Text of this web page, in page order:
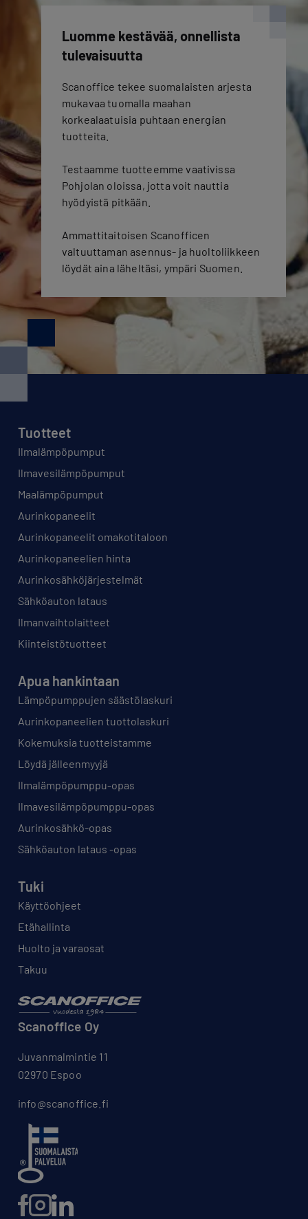
Luomme kestävää, onnellista
tulevaisuutta
Scanoffice tekee suomalaisten arjesta
mukavaa tuomalla maahan
korkealaatuisia puhtaan energian
tuotteita.
Testaamme tuotteemme vaativissa
Pohjolan oloissa, jotta voit nauttia
hyödyistä pitkään.
Ammattitaitoisen Scanofficen
valtuuttaman asennus- ja huoltoliikkeen
löydät aina läheltäsi, ympäri Suomen.
Tuotteet
Ilmalämpöpumput
Ilmavesilämpöpumput
Maalämpöpumput
Aurinkopaneelit
Aurinkopaneelit omakotitaloon
Aurinkopaneelien hinta
Aurinkosähköjärjestelmät
Sähköauton lataus
Ilmanvaihtolaitteet
Kiinteistötuotteet
Apua hankintaan
Lämpöpumppujen säästölaskuri
Aurinkopaneelien tuottolaskuri
Kokemuksia tuotteistamme
Löydä jälleenmyyjä
Ilmalämpöpumppu-opas
Ilmavesilämpöpumppu-opas
Aurinkosähkö-opas
Sähköauton lataus -opas
Tuki
Käyttöohjeet
Etähallinta
Huolto ja varaosat
Takuu
Scanoffice Oy
Juvanmalmintie 11
02970 Espoo
info@scanoffice.fi